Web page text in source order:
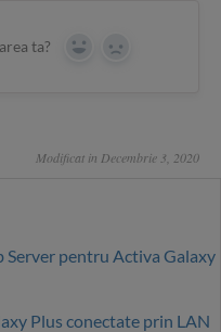
ta? Yes No
Modificat in Decembrie 3, 2020
pentru Activa Galaxy
Plus conectate prin LAN